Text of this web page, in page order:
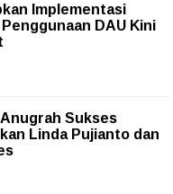
Implementasi
DAU Kini
Sukses
Linda Pujianto dan